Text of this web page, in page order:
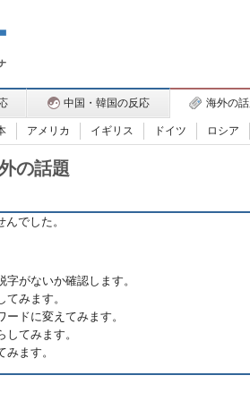
中国・韓国の反応 海外の
アメリカ イギリス ドイツ ロシア
の話題
でした。
がないか確認します。
みます。
ードに変えてみます。
てみます。
ます。